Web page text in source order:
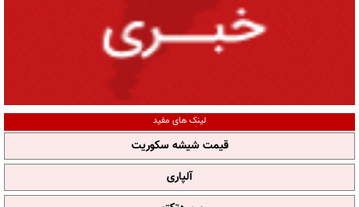
لینک های مفید
قیمت شیشه سکوریت
آلپاری